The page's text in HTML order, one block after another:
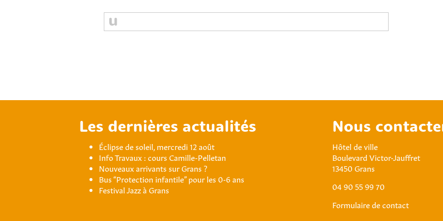
Les dernières actualités
Éclipse de soleil, mercredi 12 août
Info Travaux : cours Camille-Pelletan
Nouveaux arrivants sur Grans ?
Bus “Protection infantile” pour les 0-6 ans
Festival Jazz à Grans
Nous
Hôtel de ville
Boulevard Victor-Jauffret
13450 Grans
04 90 55 99 70
Formulaire de contact